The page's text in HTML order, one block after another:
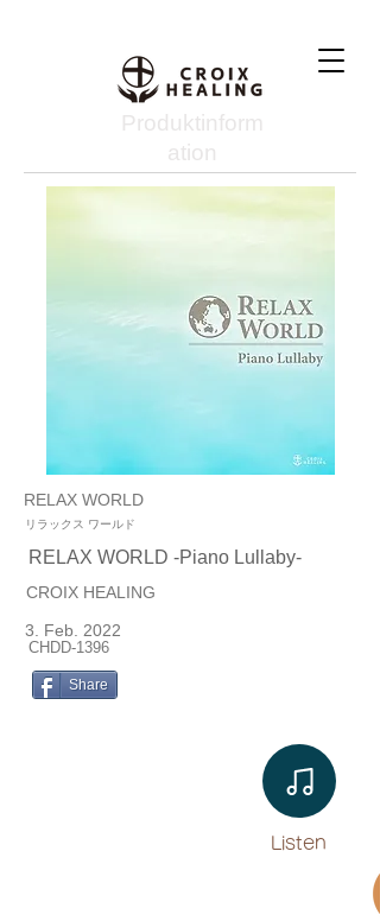
Produktinform
ation
RELAX WORLD
リラックス ワールド
RELAX WORLD -Piano Lullaby-
CROIX HEALING
3. Feb. 2022
CHDD-1396
Share
Listen​